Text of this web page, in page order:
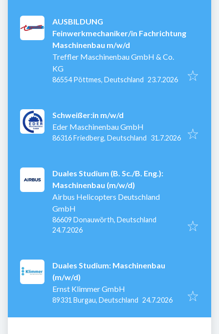
AUSBILDUNG
Feinwerkmechaniker/in Fachrichtung
Maschinenbau m/w/d
Treffler Maschinenbau GmbH & Co.
KG
86554 Pöttmes, Deutschland Veröffentlicht:
23.7.2026
Schweißer:in m/w/d
Eder Maschinenbau GmbH
86316 Friedberg, Deutschland Veröffentlicht:
31.7.2026
Duales Studium (B. Sc./B. Eng.):
Maschinenbau (m/w/d)
Airbus Helicopters Deutschland
GmbH
86609 Donauwörth, Deutschland
Veröffentlicht
24.7.2026
Duales Studium: Maschinenbau
(m/w/d)
Ernst Klimmer GmbH
89331 Burgau, Deutschland Veröffentlicht
24.7.2026